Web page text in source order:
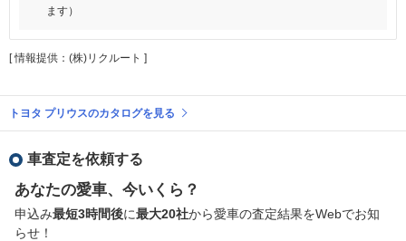
ます）
[ 情報提供：(株)リクルート ]
トヨタ プリウスのカタログを見る
車査定を依頼する
あなたの愛車、今いくら？
申込み最短3時間後に最大20社から愛車の査定結果をWebでお知
らせ！